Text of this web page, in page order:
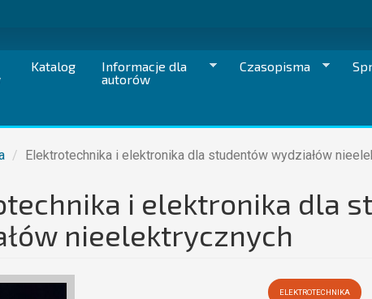
Katalog
Informacje dla
autorów
Czasopisma
Elektrotechnika i elektronika dla studentów wydziałów
i elektronika dla
nieelektrycznych
ELEKTROTECHNIKA